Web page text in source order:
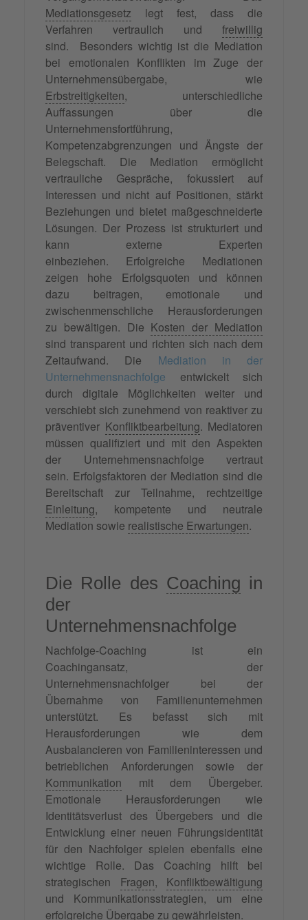
Mediationsgesetz legt fest, dass die
Verfahren vertraulich und freiwillig
sind. Besonders wichtig ist die Mediation
bei emotionalen Konflikten im Zuge der
Unternehmensübergabe, wie
Erbstreitigkeiten, unterschiedliche
Auffassungen über die
Unternehmensfortführung,
Kompetenzabgrenzungen und Ängste der
Belegschaft. Die Mediation ermöglicht
vertrauliche Gespräche, fokussiert auf
Interessen und nicht auf Positionen, stärkt
Beziehungen und bietet maßgeschneiderte
Lösungen. Der Prozess ist strukturiert und
kann externe Experten
einbeziehen. Erfolgreiche Mediationen
zeigen hohe Erfolgsquoten und können
dazu beitragen, emotionale und
zwischenmenschliche Herausforderungen
zu bewältigen. Die Kosten der Mediation
sind transparent und richten sich nach dem
Zeitaufwand. Die Mediation in der
Unternehmensnachfolge entwickelt sich
durch digitale Möglichkeiten weiter und
verschiebt sich zunehmend von reaktiver zu
präventiver Konfliktbearbeitung. Mediatoren
müssen qualifiziert und mit den Aspekten
der Unternehmensnachfolge vertraut
sein. Erfolgsfaktoren der Mediation sind die
Bereitschaft zur Teilnahme, rechtzeitige
Einleitung, kompetente und neutrale
Mediation sowie realistische Erwartungen.
Die Rolle des Coaching in
der
Unternehmensnachfolge
Nachfolge-Coaching ist ein
Coachingansatz, der
Unternehmensnachfolger bei der
Übernahme von Familienunternehmen
unterstützt. Es befasst sich mit
Herausforderungen wie dem
Ausbalancieren von Familieninteressen und
betrieblichen Anforderungen sowie der
Kommunikation mit dem Übergeber.
Emotionale Herausforderungen wie
Identitätsverlust des Übergebers und die
Entwicklung einer neuen Führungsidentität
für den Nachfolger spielen ebenfalls eine
wichtige Rolle. Das Coaching hilft bei
strategischen Fragen, Konfliktbewältigung
und Kommunikationsstrategien, um eine
erfolgreiche Übergabe zu gewährleisten.